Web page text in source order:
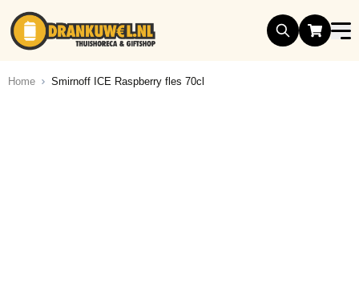
Ga naar de inhoud
Home Smirnoff ICE Raspberry fles 70cl